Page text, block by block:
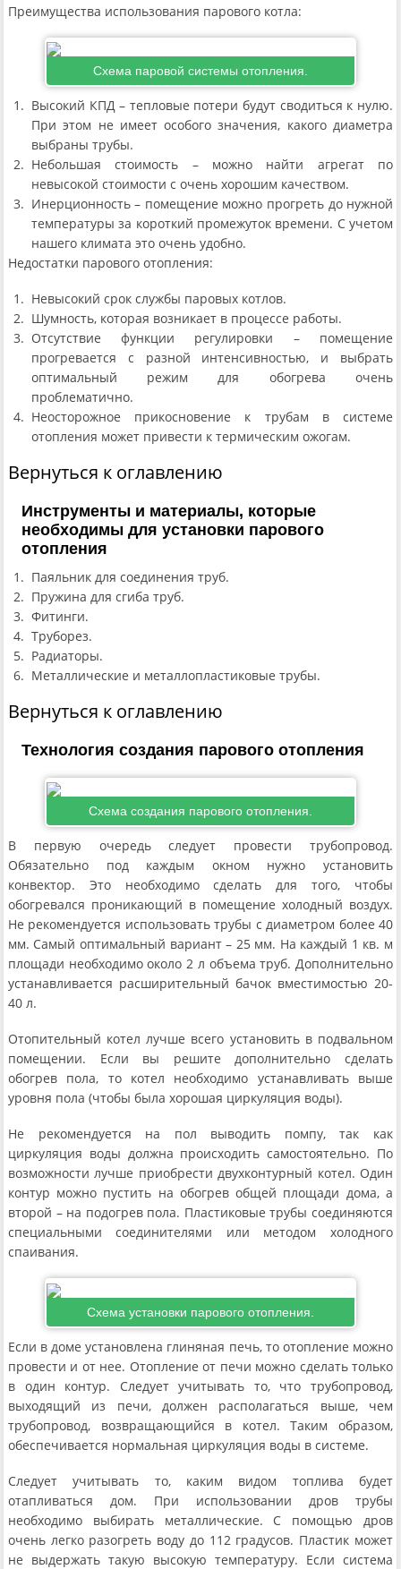
Преимущества использования парового котла:
Схема паровой системы отопления.
Высокий КПД – тепловые потери будут сводиться к нулю.
При этом не имеет особого значения, какого диаметра
выбраны трубы.
Небольшая стоимость – можно найти агрегат по
невысокой стоимости с очень хорошим качеством.
Инерционность – помещение можно прогреть до нужной
температуры за короткий промежуток времени. С учетом
нашего климата это очень удобно.
Недостатки парового отопления:
Невысокий срок службы паровых котлов.
Шумность, которая возникает в процессе работы.
Отсутствие функции регулировки – помещение
прогревается с разной интенсивностью, и выбрать
оптимальный режим для обогрева очень
проблематично.
Неосторожное прикосновение к трубам в системе
отопления может привести к термическим ожогам.
Вернуться к оглавлению
Инструменты и материалы, которые
необходимы для установки парового
отопления
Паяльник для соединения труб.
Пружина для сгиба труб.
Фитинги.
Труборез.
Радиаторы.
Металлические и металлопластиковые трубы.
Вернуться к оглавлению
Технология создания парового отопления
Схема создания парового отопления.
В первую очередь следует провести трубопровод.
Обязательно под каждым окном нужно установить
конвектор. Это необходимо сделать для того, чтобы
обогревался проникающий в помещение холодный воздух.
Не рекомендуется использовать трубы с диаметром более 40
мм. Самый оптимальный вариант – 25 мм. На каждый 1 кв. м
площади необходимо около 2 л объема труб. Дополнительно
устанавливается расширительный бачок вместимостью 20-
40 л.
Отопительный котел лучше всего установить в подвальном
помещении. Если вы решите дополнительно сделать
обогрев пола, то котел необходимо устанавливать выше
уровня пола (чтобы была хорошая циркуляция воды).
Не рекомендуется на пол выводить помпу, так как
циркуляция воды должна происходить самостоятельно. По
возможности лучше приобрести двухконтурный котел. Один
контур можно пустить на обогрев общей площади дома, а
второй – на подогрев пола. Пластиковые трубы соединяются
специальными соединителями или методом холодного
спаивания.
Схема установки парового отопления.
Если в доме установлена глиняная печь, то отопление можно
провести и от нее. Отопление от печи можно сделать только
в один контур. Следует учитывать то, что трубопровод,
выходящий из печи, должен располагаться выше, чем
трубопровод, возвращающийся в котел. Таким образом,
обеспечивается нормальная циркуляция воды в системе.
Следует учитывать то, каким видом топлива будет
отапливаться дом. При использовании дров трубы
необходимо выбирать металлические. С помощью дров
очень легко разогреть воду до 112 градусов. Пластик может
не выдержать такую высокую температуру. Если система